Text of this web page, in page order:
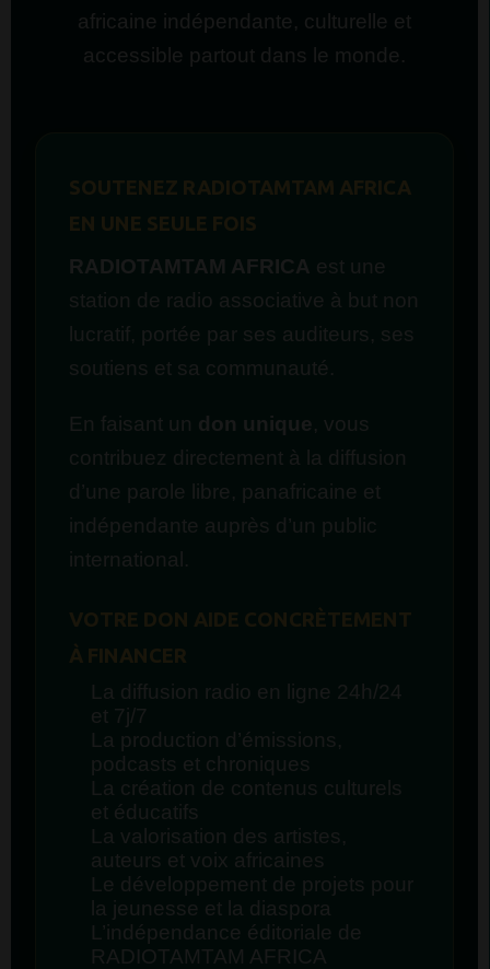
africaine indépendante, culturelle et
accessible partout dans le monde.
SOUTENEZ RADIOTAMTAM AFRICA
EN UNE SEULE FOIS
RADIOTAMTAM AFRICA est une
station de radio associative à but non
lucratif, portée par ses auditeurs, ses
soutiens et sa communauté.
En faisant un don unique, vous
contribuez directement à la diffusion
d’une parole libre, panafricaine et
indépendante auprès d’un public
international.
VOTRE DON AIDE CONCRÈTEMENT
À FINANCER
La diffusion radio en ligne 24h/24
et 7j/7
La production d’émissions,
podcasts et chroniques
La création de contenus culturels
et éducatifs
La valorisation des artistes,
auteurs et voix africaines
Le développement de projets pour
la jeunesse et la diaspora
L’indépendance éditoriale de
RADIOTAMTAM AFRICA